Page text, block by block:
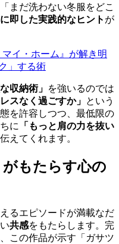
まだ洗わない冬服をどこ
即した実践的なヒント が
マイ・ホーム』が解き明
」する術
収納術」 を強いるのでは
スなく過ごすか」 という
を許容しつつ、最低限の
に
「もっと肩の力を抜い
えてくれます。
がもたらす心の
るエピソードが満載なだ
共感をもたらします。完
この作品が示す「ガサツ